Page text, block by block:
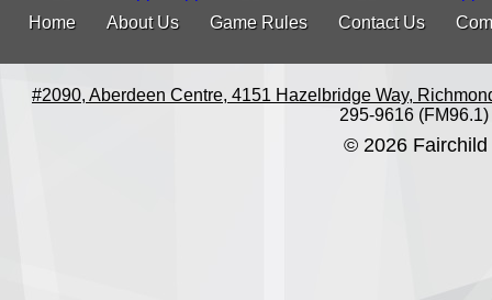
Home About Us Game Rules Contact Us
#2090, Aberdeen Centre, 4151 Hazelbridge Way,
295-9616 (FM96.1)
© 2026 Fairchild